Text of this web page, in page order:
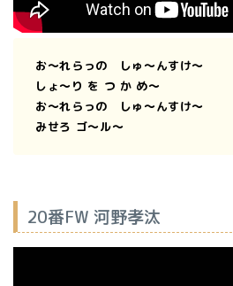
お〜れらっの しゅ〜んすけ〜
しょ〜り を つ か め〜
お〜れらっの しゅ〜んすけ〜
みせろ ゴ〜ル〜
20番FW 河野孝汰